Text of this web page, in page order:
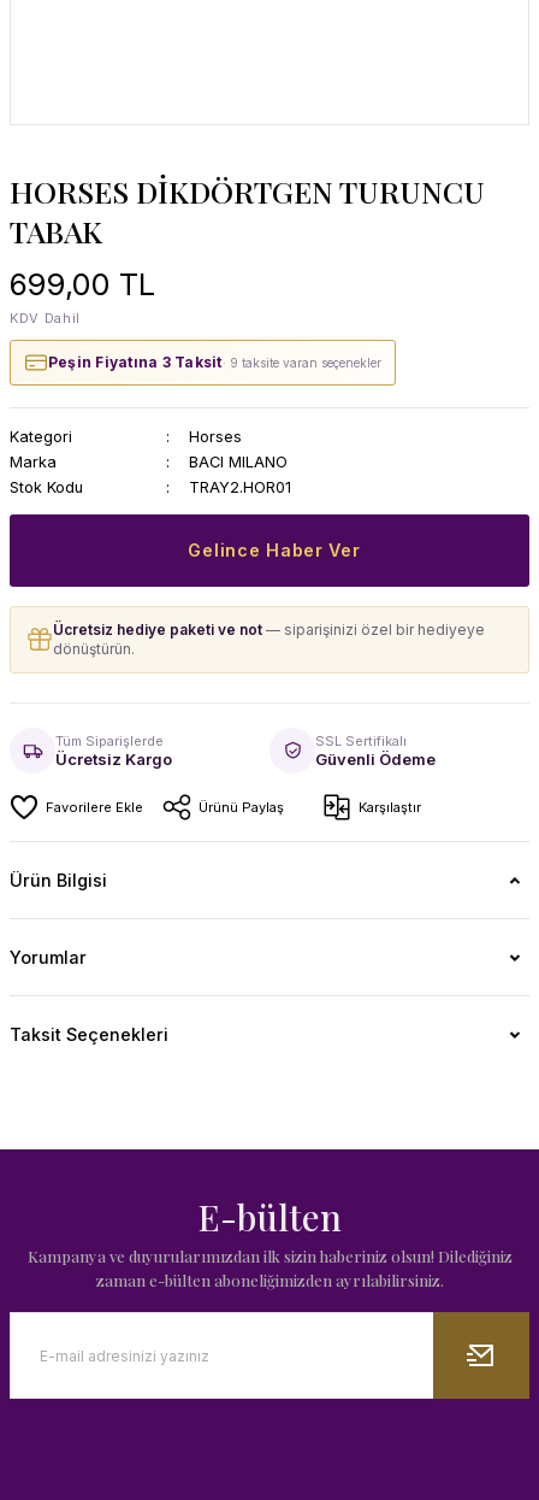
HORSES DİKDÖRTGEN TURUNCU
TABAK
699,00 TL
KDV Dahil
Peşin Fiyatına 3 Taksit· 9 taksite varan seçenekler
Kategori
Horses
Marka
BACI MILANO
Stok Kodu
TRAY2.HOR01
Gelince Haber Ver
Ücretsiz hediye paketi ve not — siparişinizi özel bir hediyeye
dönüştürün.
Tüm Siparişlerde
Ücretsiz Kargo
SSL Sertifikalı
Güvenli Ödeme
Ürünü Paylaş Karşılaştır
Ürün Bilgisi
Yorumlar
Taksit Seçenekleri
E-bülten
Kampanya ve duyurularımızdan ilk sizin haberiniz olsun! Dilediğiniz
zaman e-bülten aboneliğimizden ayrılabilirsiniz.